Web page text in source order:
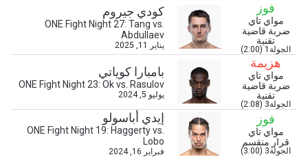
فوز
مواي تاي
ضربة قاضية
تقنية
الجولة1 (2:00)
كودي جيروم
ONE Fight Night 27: Tang vs.
Abdullaev
يناير 11, 2025
هزيمة
مواي تاي
ضربة قاضية
تقنية
الجولة3 (2:08)
بامبارا كوياتي
ONE Fight Night 23: Ok vs. Rasulov
يوليو 5, 2024
فوز
مواي تاي
قرار منقسم
الجولة3 (3:00)
إيدي أباسولو
ONE Fight Night 19: Haggerty vs.
Lobo
فبراير 16, 2024
المنافس
ابق على اطّلاع
خذ بطولة "ون" معك أينما ذهبت! اشترك الآن للوصول
إلى آخر الأخبار، وفتح العروض الخاصة والحصول على
أفضل المقاعد لعروضنا الحية.
البريد الإلكتروني
الإسم